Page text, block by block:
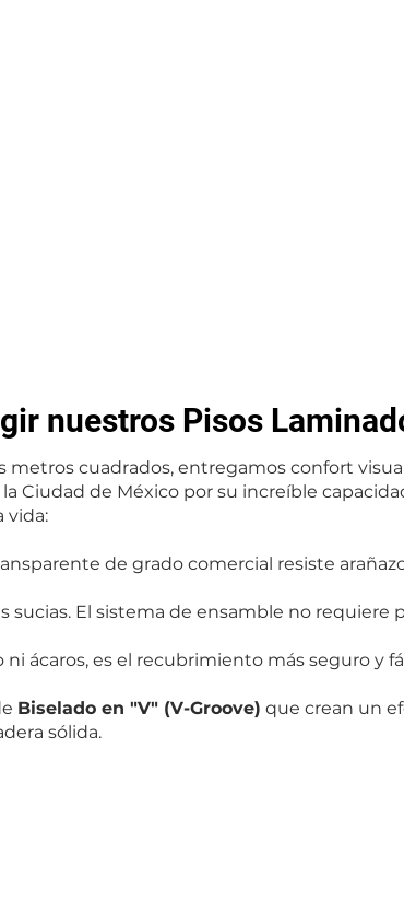
nuestros Pisos
metros cuadrados, entregamos confort
Ciudad de México por su increíble
vida:
de grado comercial resiste
sucias. El sistema de ensamble no
ni ácaros, es el recubrimiento más seguro y
Biselado en "V" (V-Groove) que crean un
sólida.